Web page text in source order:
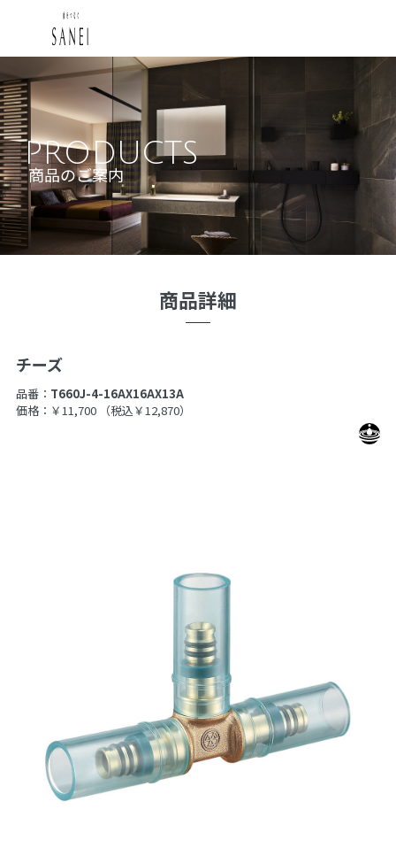
PRODUCTS
商品のご案内
商品詳細
チーズ
品番： T660J-4-16AX16AX13A
価格：￥11,700
（税込￥12,870）